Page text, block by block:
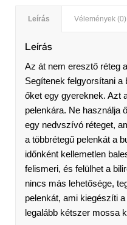
Leírás Vélemények (0)
Leírás
Az át nem eresztő réteg
Segítenek felgyorsítani a
őket egy gyereknek. Azt
pelenkára. Ne használja
egy nedvszívó réteget,
a többrétegű pelenkát a
időnként kellemetlen
felismeri, és felülhet a
nincs más lehetősége,
pelenkát, ami kiegészíti
legalább kétszer mossa